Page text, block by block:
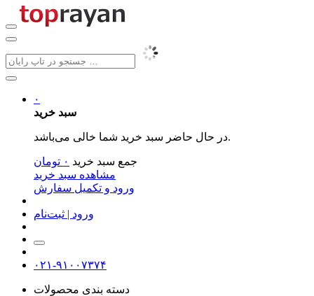
۰
سبد خرید
در حال حاضر سبد خرید شما خالی می‌باشد.
جمع سبد خرید ۰ تومان
مشاهده سبد خرید
ورود و تکمیل سفارش
ورود | ثبت‌نام
۰۲۱-۹۱۰۰۷۳۷۴
دسته بندی محصولات